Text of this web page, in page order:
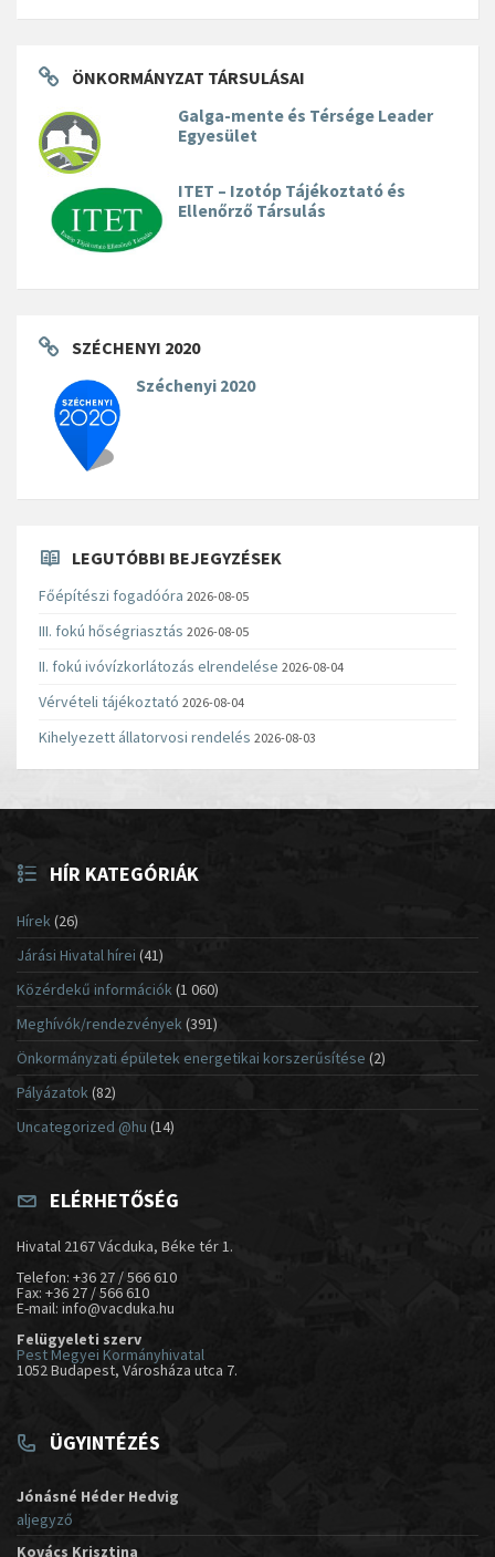
ÖNKORMÁNYZAT TÁRSULÁSAI
Galga-mente és Térsége Leader
Egyesület
ITET – Izotóp Tájékoztató és
Ellenőrző Társulás
SZÉCHENYI 2020
Széchenyi 2020
LEGUTÓBBI BEJEGYZÉSEK
Főépítészi fogadóóra 2026-08-05
III. fokú hőségriasztás 2026-08-05
II. fokú ivóvízkorlátozás elrendelése 2026-08-04
Vérvételi tájékoztató 2026-08-04
Kihelyezett állatorvosi rendelés 2026-08-03
HÍR KATEGÓRIÁK
Hírek(26)
Járási Hivatal hírei (41)
Közérdekű információk(1 060)
Meghívók/rendezvények (391)
Önkormányzati épületek energetikai korszerűsítése (2)
Pályázatok (82)
Uncategorized @hu (14)
ELÉRHETŐSÉG
Hivatal 2167 Vácduka, Béke tér 1.
Telefon: +36 27 / 566 610
Fax: +36 27 / 566 610
E-mail: info@vacduka.hu
Felügyeleti szerv
Pest Megyei Kormányhivatal
1052 Budapest, Városháza utca 7.
ÜGYINTÉZÉS
Jónásné Héder Hedvig
aljegyző
Kovács Krisztina